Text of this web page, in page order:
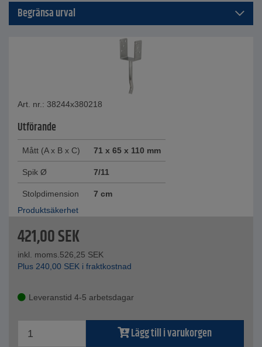
Begränsa urval
Art. nr.: 38244x380218
Utförande
Mått (A x B x C) 71 x 65 x 110 mm
Spik Ø 7/11
Stolpdimension
7 cm
Produktsäkerhet
421,00SEK
inkl. moms.526,25 SEK
Plus 240,00 SEK i fraktkostnad
Leveranstid 4-5 arbetsdagar
Lägg till i varukorgen